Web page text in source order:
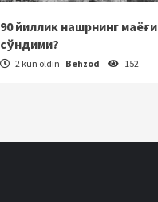
90 йиллик нашрнинг маёғи
сўндими?
2 kun oldin Behzod 152